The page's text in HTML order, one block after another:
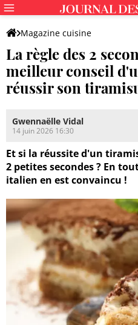
Magazine cuisine
La règle des 2
meilleur conseil
réussir son
Gwennaëlle Vidal
14 juin 2026 16:30
Et si la réussite d'un
2 petites secondes ? En
italien en est convaincu !